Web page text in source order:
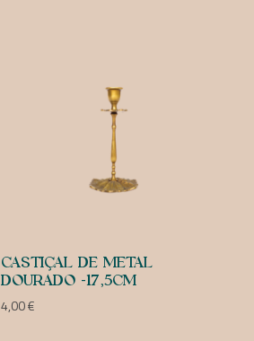
CASTIÇAL DE METAL
DOURADO -17,5CM
4,00€